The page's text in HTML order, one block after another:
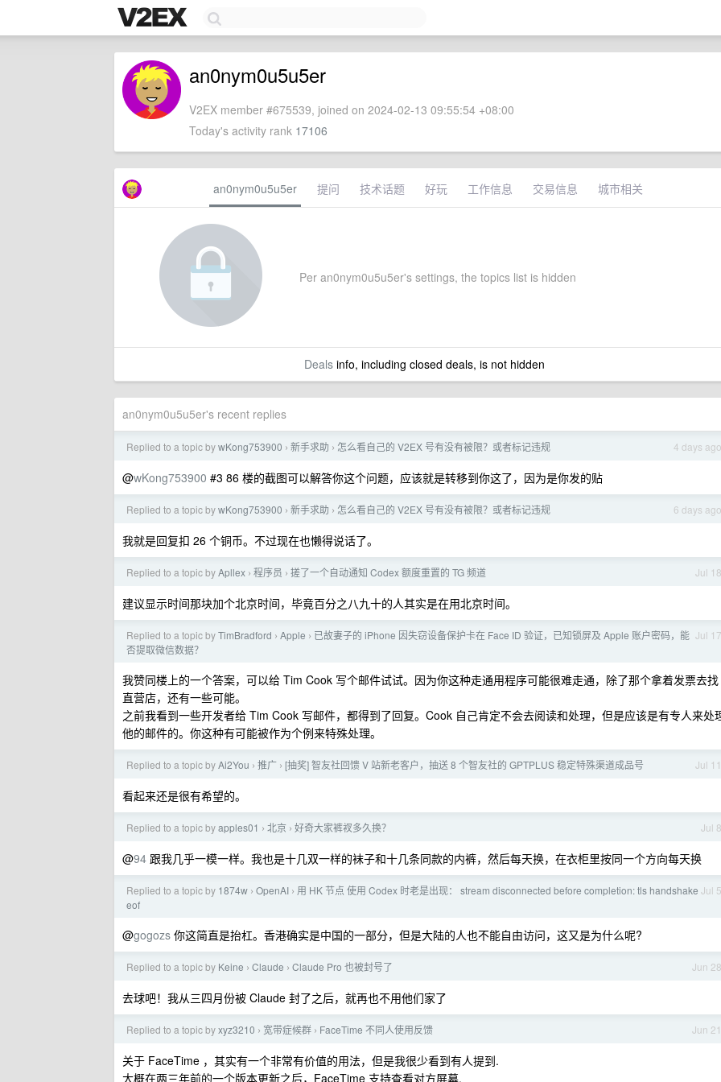
an0nym0u5u5er
V2EX member #675539, joined on 2024-02-13 09:55:54 +08:00
Today's activity rank 17106
an0nym0u5u5er 提问 技术话题 好玩 工作信息 交易信息 城市相关
Per an0nym0u5u5er's settings, the topics list is hidden
Dealsinfo, including closed deals, is not hidden
an0nym0u5u5er's recent replies
4 days ago
Replied to a topic bywKong753900 › 新手求助 › 怎么看自己的 V2EX 号有没有被限？或者标记违规
@wKong753900 #3 86 楼的截图可以解答你这个问题，应该就是转移到你这了，因为是你发的贴
6 days ago
Replied to a topic bywKong753900 › 新手求助 › 怎么看自己的 V2EX 号有没有被限？或者标记违规
我就是回复扣 26 个铜币。不过现在也懒得说话了。
Jul 18
Replied to a topic byApllex › 程序员 › 搓了一个自动通知 Codex 额度重置的 TG 频道
建议显示时间那块加个北京时间，毕竟百分之八九十的人其实是在用北京时间。
Jul 17
Replied to a topic byTimBradford › Apple › 已故妻子的 iPhone 因失窃设备保护卡在 Face ID 验证，已知锁屏及 Apple 账户密码，能
否提取微信数据？
我赞同楼上的一个答案，可以给 Tim Cook 写个邮件试试。因为你这种走通用程序可能很难走通，除了那个拿着发票去找
直营店，还有一些可能。
之前我看到一些开发者给 Tim Cook 写邮件，都得到了回复。Cook 自己肯定不会去阅读和处理，但是应该是有专人来处
他的邮件的。你这种有可能被作为个例来特殊处理。
Jul 11
Replied to a topic byAi2You › 推广 › [抽奖] 智友社回馈 V 站新老客户，抽送 8 个智友社的 GPTPLUS 稳定特殊渠道成品号
看起来还是很有希望的。
Jul 8
Replied to a topic byapples01 › 北京 › 好奇大家裤衩多久换？
@94 跟我几乎一模一样。我也是十几双一样的袜子和十几条同款的内裤，然后每天换，在衣柜里按同一个方向每天换
Jul 5
Replied to a topic by 1874w › OpenAI › 用 HK 节点 使用 Codex 时老是出现： stream disconnected before completion: tls handshake
eof
@gogozs 你这简直是抬杠。香港确实是中国的一部分，但是大陆的人也不能自由访问，这又是为什么呢?
Jun 28
Replied to a topic by Keine › Claude › Claude Pro 也被封号了
去球吧！我从三四月份被 Claude 封了之后，就再也不用他们家了
Jun 21
Replied to a topic byxyz3210 › 宽带症候群 › FaceTime 不同人使用反馈
关于 FaceTime ，其实有一个非常有价值的用法，但是我很少看到有人提到.
大概在两三年前的一个版本更新之后，FaceTime 支持查看对方屏幕.